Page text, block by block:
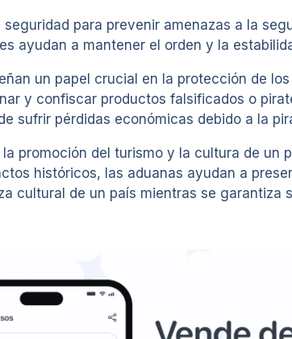
para prevenir amenazas a la
ayudan a mantener el orden y la
un papel crucial en la protección de
y confiscar productos falsificados o
sufrir pérdidas económicas debido a la
promoción del turismo y la cultura de un
históricos, las aduanas ayudan a
cultural de un país mientras se garantiza